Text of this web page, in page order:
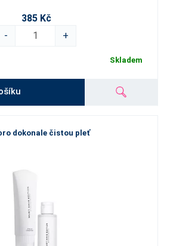
385 Kč
-
+
Skladem
dokonale čistou pleť